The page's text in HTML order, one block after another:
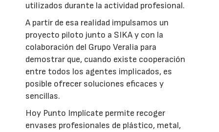
utilizados durante la actividad profesional.
A partir de esa realidad impulsamos un
proyecto piloto junto a SIKA y con la
colaboración del Grupo Veralia para
demostrar que, cuando existe cooperación
entre todos los agentes implicados, es
posible ofrecer soluciones eficaces y
sencillas.
Hoy Punto Implícate permite recoger
envases profesionales de plástico, metal,